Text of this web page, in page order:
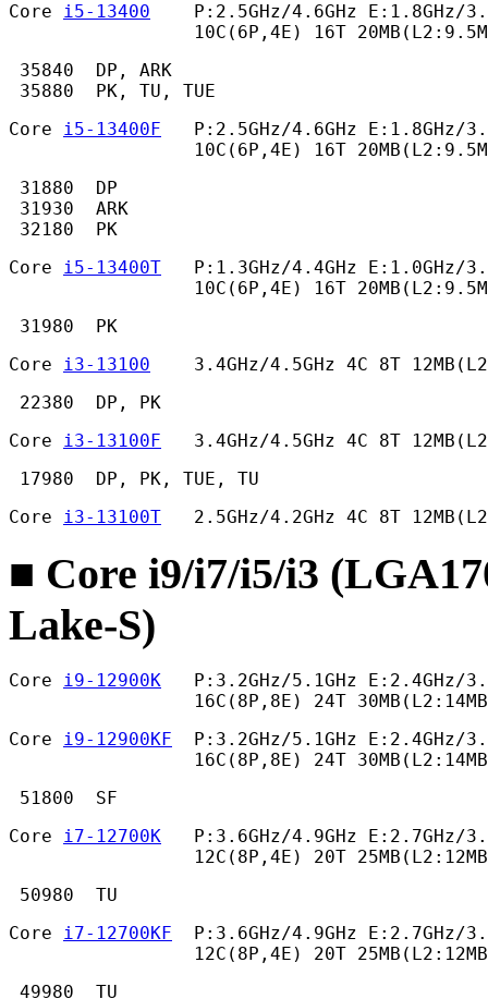
Core i5-13400
P:2.5GHz/4.6GHz E:1.8GHz/
10C(6P,4E) 16T
35840  DP, ARK
35880  PK, TU, TUE
Core i5-13400F
P:2.5GHz/4.6GHz E:1.8GHz/
10C(6P,4E) 16T
31880  DP
31930  ARK
32180  PK
Core i5-13400T
P:1.3GHz/4.4GHz E:1.0GHz/
10C(6P,4E) 16T
31980  PK
Core i3-13100
3.4GHz/4.5GHz 4C 8T
22380  DP, PK
Core i3-13100F
3.4GHz/4.5GHz 4C 8T
17980  DP, PK, TUE, TU
Core i3-13100T
2.5GHz/4.2GHz 4C 8T
■ Core i9/i7/i5/i3
Lake-S)
Core i9-12900K
P:3.2GHz/5.1GHz E:2.4GHz/
16C(8P,8E) 24T
Core i9-12900KF
P:3.2GHz/5.1GHz E:2.4GHz/
16C(8P,8E) 24T
51800  SF
Core i7-12700K
P:3.6GHz/4.9GHz E:2.7GHz/
12C(8P,4E) 20T
50980  TU
Core i7-12700KF
P:3.6GHz/4.9GHz E:2.7GHz/
12C(8P,4E) 20T
49980  TU